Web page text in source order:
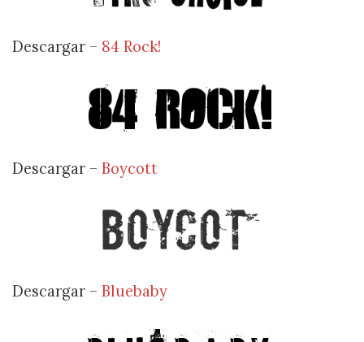
Descargar – 84 Rock!
Descargar – Boycott
Descargar – Bluebaby